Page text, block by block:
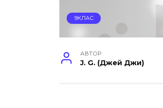
9КЛАС
АВТОР
J. G. (Джей Джи)